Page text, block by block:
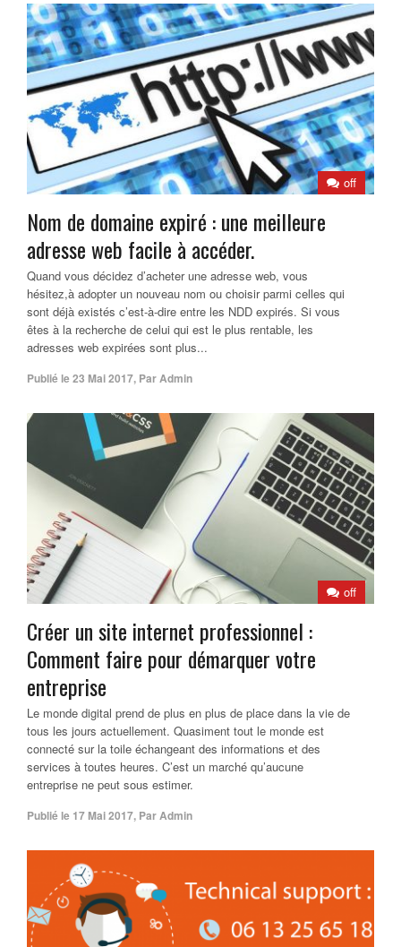
off
Nom de domaine expiré : une meilleure
adresse web facile à accéder.
Quand vous décidez d’acheter une adresse web, vous
hésitez,à adopter un nouveau nom ou choisir parmi celles qui
sont déjà existés c’est-à-dire entre les NDD expirés. Si vous
êtes à la recherche de celui qui est le plus rentable, les
adresses web expirées sont plus...
Publié le23 Mai 2017, ParAdmin
off
Créer un site internet professionnel :
Comment faire pour démarquer votre
entreprise
Le monde digital prend de plus en plus de place dans la vie de
tous les jours actuellement. Quasiment tout le monde est
connecté sur la toile échangeant des informations et des
services à toutes heures. C’est un marché qu’aucune
entreprise ne peut sous estimer.
Publié le 17 Mai 2017, ParAdmin